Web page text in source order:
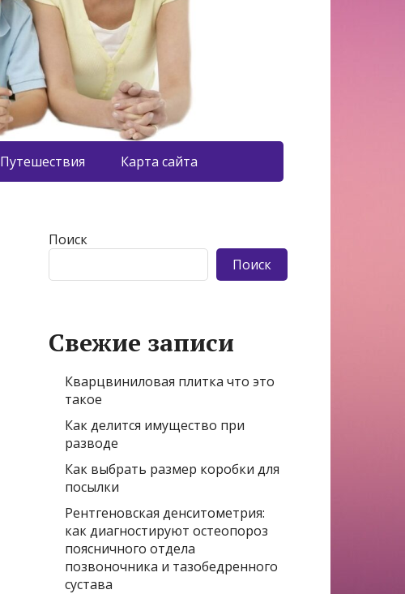
Путешествия Карта сайта
Поиск
Поиск
Свежие записи
Кварцвиниловая плитка что это
такое
Как делится имущество при
разводе
Как выбрать размер коробки для
посылки
Рентгеновская денситометрия:
как диагностируют остеопороз
поясничного отдела
позвоночника и тазобедренного
сустава